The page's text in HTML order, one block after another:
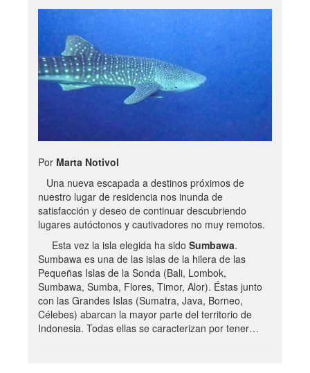
Por Marta Notivol
Una nueva escapada a destinos próximos de
nuestro lugar de residencia nos inunda de
satisfacción y deseo de continuar descubriendo
lugares autóctonos y cautivadores no muy remotos.
Esta vez la isla elegida ha sido Sumbawa.
Sumbawa es una de las islas de la hilera de las
Pequeñas Islas de la Sonda (Bali, Lombok,
Sumbawa, Sumba, Flores, Timor, Alor). Éstas junto
con las Grandes Islas (Sumatra, Java, Borneo,
Célebes) abarcan la mayor parte del territorio de
Indonesia. Todas ellas se caracterizan por tener…